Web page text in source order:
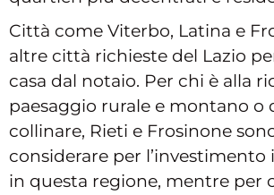
Città come Viterbo, Latina e
altre città richieste del Lazio
casa dal notaio. Per chi è alla
paesaggio rurale e montano o
collinare, Rieti e Frosinone
considerare per
in questa regione, mentre per